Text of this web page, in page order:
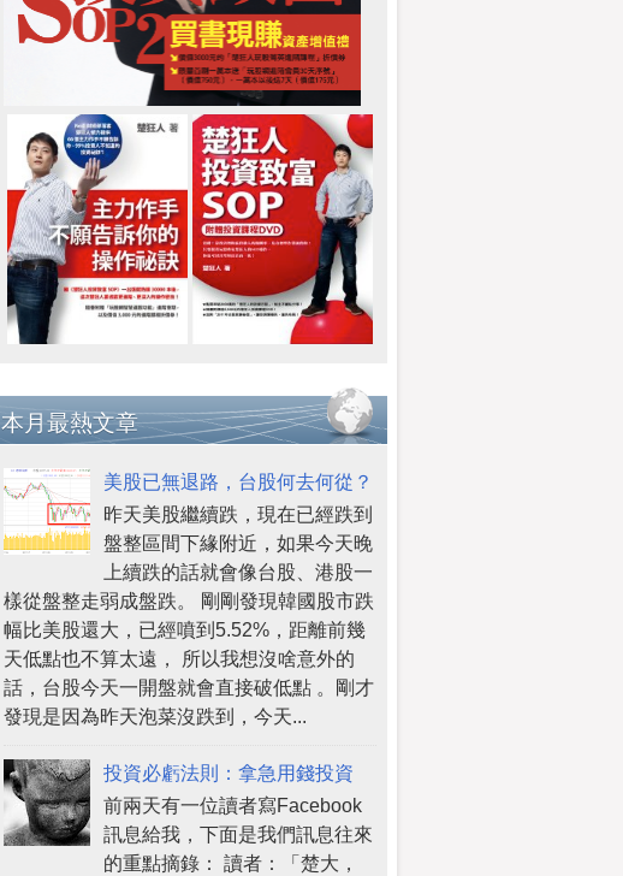
本月最熱文章
美股已無退路，台股何去何從？
昨天美股繼續跌，現在已經跌到
盤整區間下緣附近，如果今天晚
上續跌的話就會像台股、港股一
樣從盤整走弱成盤跌。 剛剛發現韓國股市跌
幅比美股還大，已經噴到5.52%，距離前幾
天低點也不算太遠， 所以我想沒啥意外的
話，台股今天一開盤就會直接破低點 。剛才
發現是因為昨天泡菜沒跌到，今天...
投資必虧法則：拿急用錢投資
前兩天有一位讀者寫Facebook
訊息給我，下面是我們訊息往來
的重點摘錄： 讀者：「楚大，